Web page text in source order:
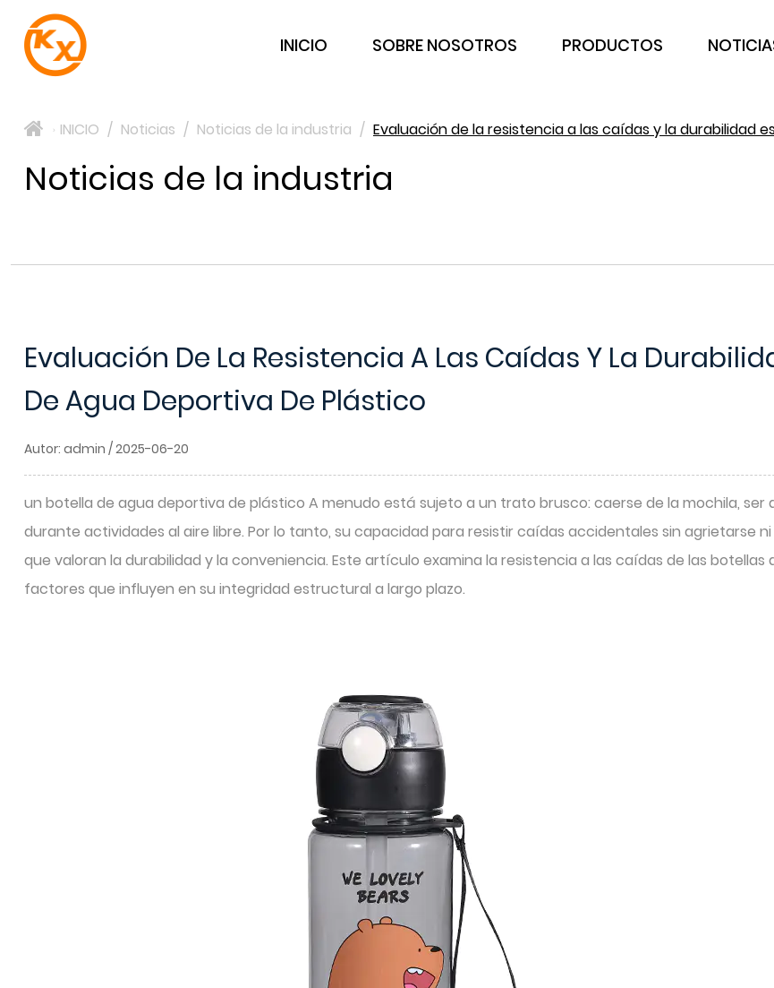
INICIO SOBRE NOSOTROS PRODUCTOS
> INICIO / Noticias / Noticias de la industria / Evaluación de la resistencia a las caídas y la
Noticias de la industria
Evaluación De La Resistencia A Las Caídas Y La
De Agua Deportiva De Plástico
Autor: admin / 2025-06-20
un botella de agua deportiva de plástico A menudo está sujeto a un trato brusco: caerse de la mochila,
durante actividades al aire libre. Por lo tanto, su capacidad para resistir caídas accidentales sin agrietarse
que valoran la durabilidad y la conveniencia. Este artículo examina la resistencia a las caídas de las
factores que influyen en su integridad estructural a largo plazo.